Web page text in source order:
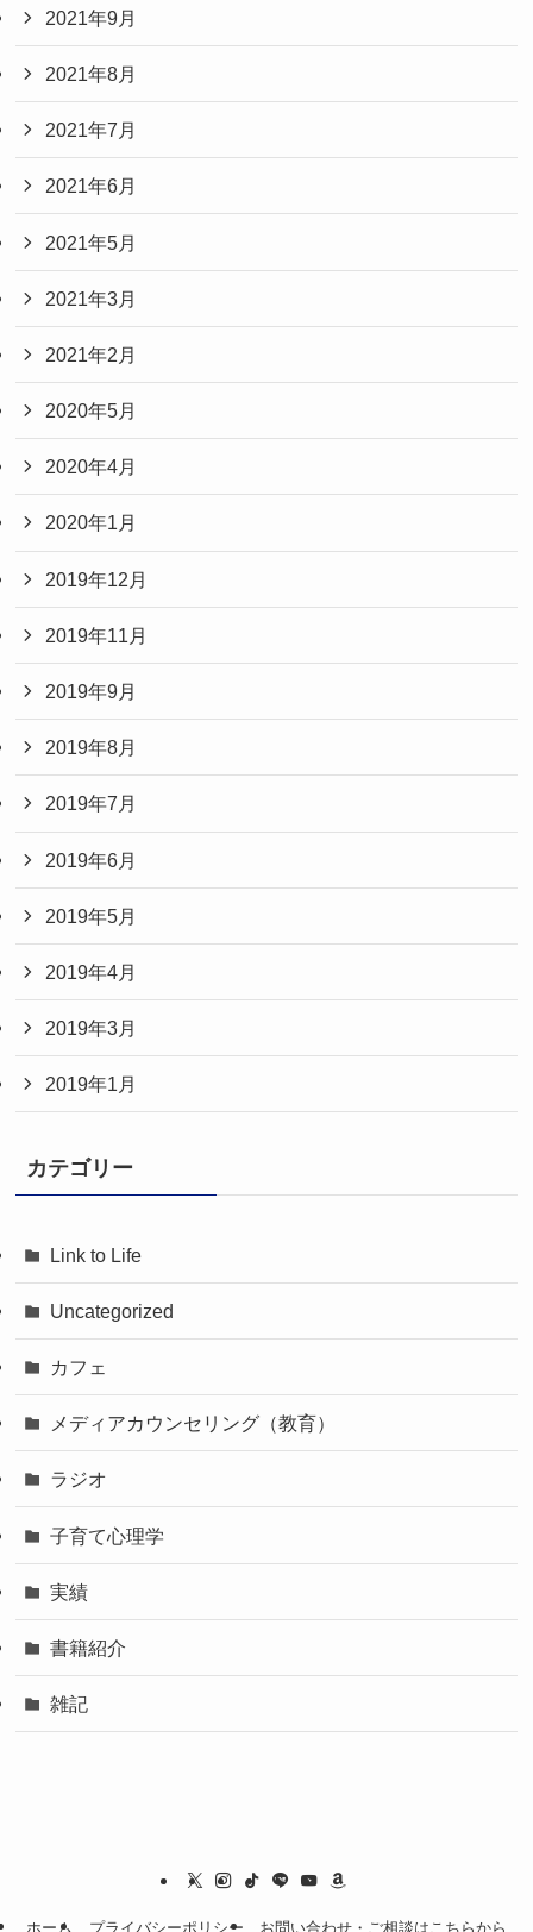
2021年9月
2021年8月
2021年7月
2021年6月
2021年5月
2021年3月
2021年2月
2020年5月
2020年4月
2020年1月
2019年12月
2019年11月
2019年9月
2019年8月
2019年7月
2019年6月
2019年5月
2019年4月
2019年3月
2019年1月
カテゴリー
Link to Life
Uncategorized
カフェ
メディアカウンセリング（教育）
ラジオ
子育て心理学
実績
書籍紹介
雑記
ホーム プライバシーポリシー お問い合わせ・ご相談はこちらから